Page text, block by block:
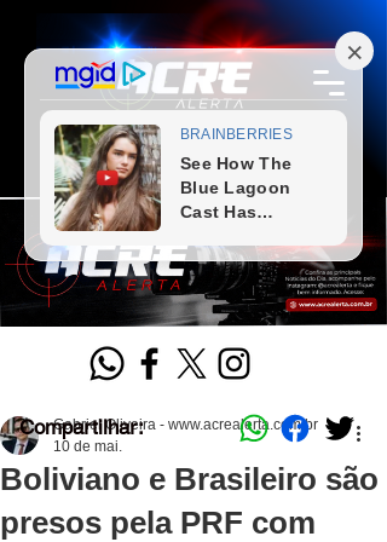
Boliviano e Brasileiro são
presos pela PRF com
Gabriel Oliveira - www.acrealerta.com.br
10 de mai.
Compartilhar: